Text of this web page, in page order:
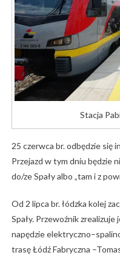
Stacja
25 czerwca br. odbędzie się
Przejazd w tym dniu będzie
do/ze Spały albo „tam i z
Od 2 lipca br. łódzka kolej
Spały. Przewoźnik
napędzie
trasę Łódź Fabryczna